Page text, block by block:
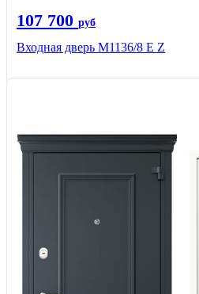
107 700 руб
Входная дверь М1136/8 Е Z